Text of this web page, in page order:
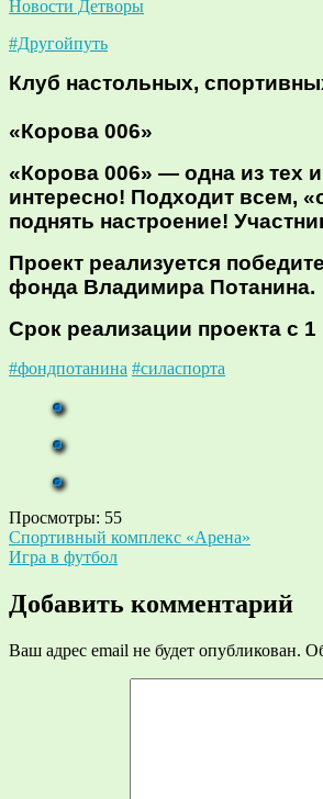
Новости Детворы
#Другойпуть
Клуб настольных,
«Корова 006»
«Корова 006» — одна из тех
интересно! Подходит всем,
поднять настроение!
Проект реализуется
фонда Владимира Потанина.
Срок реализации проекта с 1
#фондпотанина #силаспорта
Просмотры: 55
Навигация
по
записям
Спортивный комплекс «Арена»
Игра в футбол
Добавить комментарий
Ваш адрес email не будет опубликован.